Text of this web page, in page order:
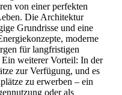
von einer perfekten
Die Architektur
Grundrisse und eine
moderne
für langfristigen
weiterer Vorteil: In der
zur Verfügung, und es
zu erwerben – ein
oder als